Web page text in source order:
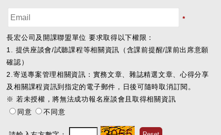
*
長宏公司及開課聯盟單位 要求取得以下權限：
1. 提供座談會/試聽課程等相關資訊（含課前提醒/課前出席意願
確認）
2.寄送專案管理相關資訊：實務文章、雜誌精選文章、心得分享
及相關課程資訊到指定的電子郵件，日後可隨時取消訂閱。
※ 若未授權，將無法成功報名座談會且取得相關資訊
同意
不同意